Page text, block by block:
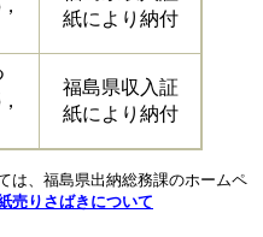
紙により納付
福島県収入証
紙により納付
、福島県出納総務課のホームペ
売りさばきについて